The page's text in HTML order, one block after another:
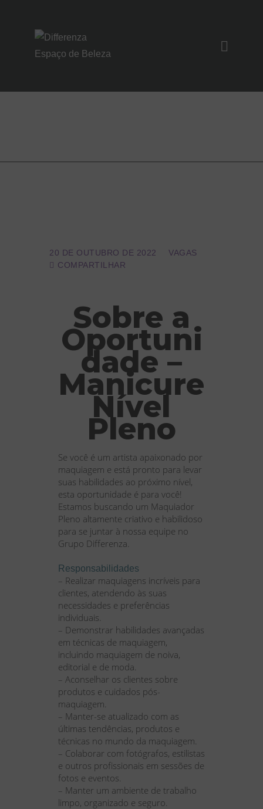
SOBRE NÓS
NOIVAS/EVENTO
20 DE OUTUBRO DE 2022
VAGAS
COMPARTILHAR
Sobre a
Oportuni
dade –
Manicure
Nível
Pleno
Se você é um artista apaixonado por
maquiagem e está pronto para levar
suas habilidades ao próximo nível,
esta oportunidade é para você!
Estamos buscando um Maquiador
Pleno altamente criativo e habilidoso
para se juntar à nossa equipe no
Grupo Differenza
Responsabilidades
– Realizar maquiagens incríveis para
clientes, atendendo às suas
necessidades e preferências
individuais.
– Demonstrar habilidades avançadas
em técnicas de maquiagem,
incluindo maquiagem de noiva,
editorial e de moda.
– Aconselhar os clientes sobre
produtos e cuidados pós-
maquiagem.
– Manter-se atualizado com as
últimas tendências, produtos e
técnicas no mundo da maquiagem.
– Colaborar com fotógrafos, estilistas
e outros profissionais em sessões de
fotos e eventos.
– Manter um ambiente de trabalho
limpo, organizado e seguro.